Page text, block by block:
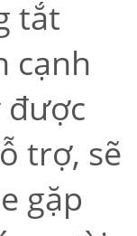
tắt
cạnh
được
trợ, sẽ
gặp